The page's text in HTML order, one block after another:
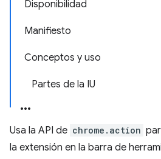
Disponibilidad
Manifiesto
Conceptos y uso
Partes de la IU
Usa la API de chrome.action
la extensión en la barra de